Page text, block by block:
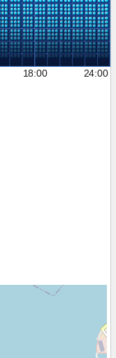
18:00 24:00